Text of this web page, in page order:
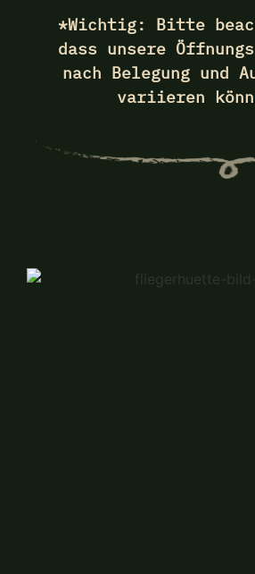
*Wichtig: Bitte
dass unsere
nach Belegung und
variieren